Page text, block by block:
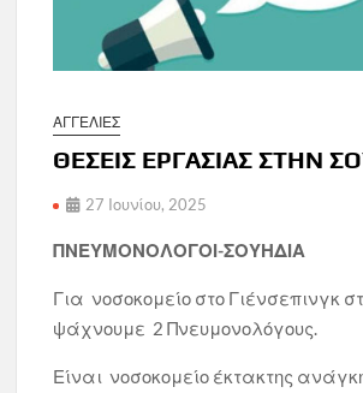
ΑΓΓΕΛΙΕΣ
ΘΕΣΕΙΣ ΕΡΓΑΣΙΑΣ ΣΤΗΝ
27 Ιουνίου, 2025
ΠΝΕΥΜΟΝΟΛΟΓΟΙ-ΣΟΥΗΔΙΑ
Για νοσοκομείο στο Γιένσεπινγκ
ψάχνουμε 2 Πνευμονολόγους.
Είναι νοσοκομείο έκτακτης